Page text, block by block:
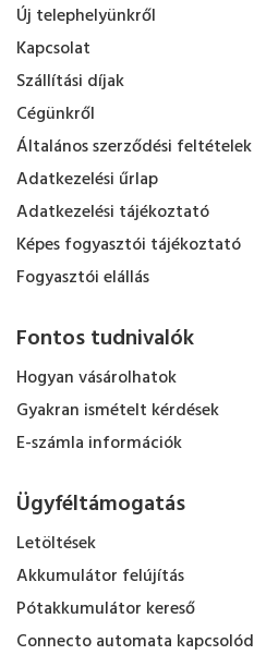
Új telephelyünkről
Kapcsolat
Szállítási díjak
Cégünkről
Általános szerződési feltételek
Adatkezelési űrlap
Adatkezelési tájékoztató
Képes fogyasztói tájékoztató
Fogyasztói elállás
Fontos tudnivalók
Hogyan vásárolhatok
Gyakran ismételt kérdések
E-számla információk
Ügyféltámogatás
Letöltések
Akkumulátor felújítás
Pótakkumulátor kereső
Connecto automata